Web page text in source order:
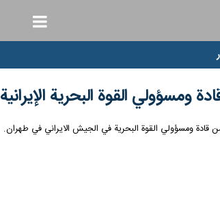
ومسؤولي القوة البحرية الإيرانية
قادة ومسؤولي القوة البحرية في الجيش الايراني في طهران.